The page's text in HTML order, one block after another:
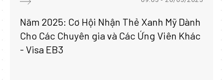
Năm 2025: Cơ Hội Nhận Thẻ Xanh Mỹ Dành
Cho Các Chuyên gia và Các Ứng Viên Khác
- Visa EB3